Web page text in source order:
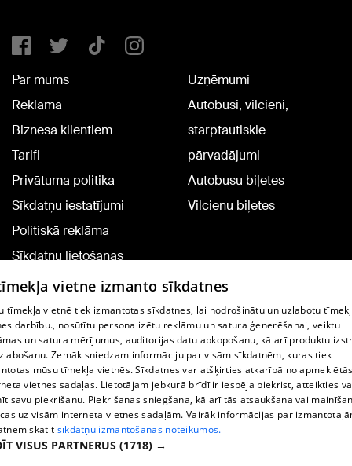
Par mums
Reklāma
Biznesa klientiem
Tarifi
Privātuma politika
Sīkdatņu iestatījumi
Politiskā reklāma
Sīkdatņu lietošanas
noteikumi
Komentāru pievienošana
Uzņēmumi
Autobusi, vilcieni,
starptautiskie
pārvadājumi
Autobusu biļetes
Vilcienu biļetes
TV programma
Līguma noteikumi
360 Ziņu kontakti
Helio Media
Portāla palīdzības dienests: e-pasts -
vietne izmanto sīkdatnes
tīmekļa vietnē tiek izmantotas sīkdatnes, lai nodrošinātu un uzlabotu
darbību., nosūtītu personalizētu reklāmu un satura ģenerēšanai, veiktu
un satura mērījumus, auditorijas datu apkopošanu, kā arī produktu
Zemāk sniedzam informāciju par visām sīkdatnēm, kuras tiek
mūsu tīmekļa vietnēs. Sīkdatnes var atšķirties atkarībā no
vietnes sadaļas. Lietotājam jebkurā brīdī ir iespēja piekrist, atteikties
savu piekrišanu. Piekrišanas sniegšana, kā arī tās atsaukšana vai
uz visām interneta vietnes sadaļām. Vairāk informācijas par
skatīt sīkdatņu izmantošanas noteikumos.
VISUS PARTNERUS (1718) →